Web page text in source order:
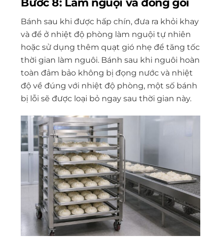
Bánh sau khi được hấp chín, đưa ra khỏi khay
và để ở nhiệt độ phòng làm nguội tự nhiên
hoặc sử dụng thêm quạt gió nhẹ để tăng tốc
thời gian làm nguôi. Bánh sau khi nguôi hoàn
toàn đảm bảo không bị đọng nước và nhiệt
độ về đúng với nhiệt độ phòng, một số bánh
bị lỗi sẽ được loại bỏ ngay sau thời gian này.